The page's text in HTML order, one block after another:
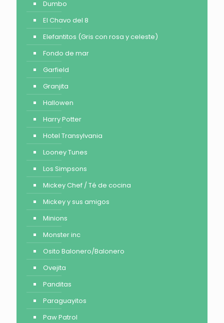
Dumbo
El Chavo del 8
Elefantitos (Gris con rosa y celeste)
Fondo de mar
Garfield
Granjita
Hallowen
Harry Potter
Hotel Transylvania
Looney Tunes
Los Simpsons
Mickey Chef / Té de cocina
Mickey y sus amigos
Minions
Monster inc
Osito Balonero/Balonero
Ovejita
Panditas
Paraguayitos
Paw Patrol